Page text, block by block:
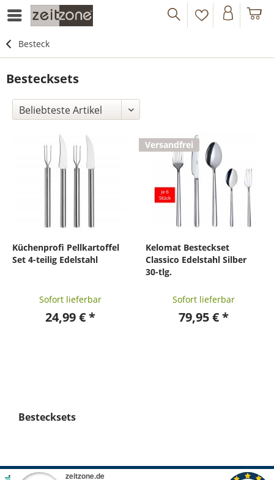
Besteck
Bestecksets
Bestecksets
Küchenprofi Pellkartoffel
Set 4-teilig Edelstahl
Sofort lieferbar
24,99 € *
Versandfrei
Kelomat Besteckset
Classico Edelstahl Silber
30-tlg.
Sofort lieferbar
79,95 € *